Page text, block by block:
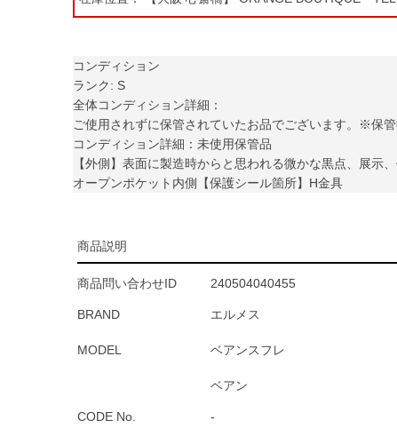
コンディション
ランク: S
全体コンディション詳細：
ご使用されずに保管されていたお品でございます。※保
コンディション詳細：未使用保管品
【外側】表面に製造時からと思われる微かな黒点、展示
オープンポケット内側【保護シール箇所】H金具
商品説明
商品問い合わせID 240504040455
BRAND エルメス
MODEL ベアンスフレ
ベアン
CODE No. -